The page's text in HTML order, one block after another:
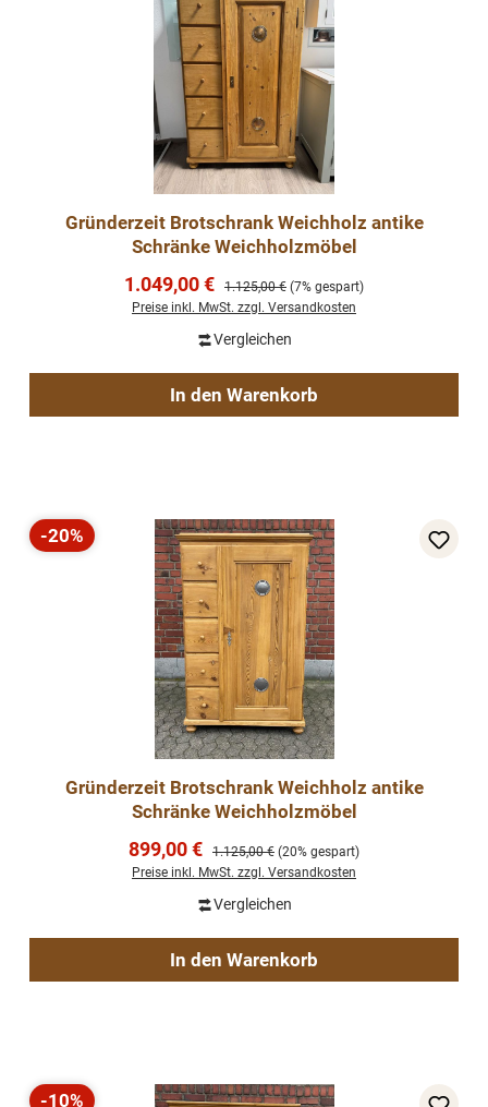
Gründerzeit Brotschrank Weichholz antike
Schränke Weichholzmöbel
Verkaufspreis:
1.049,00 € Regulärer Preis:
1.125,00 € (7% gespart)
Preise inkl. MwSt. zzgl. Versandkosten
Vergleichen
In den Warenkorb
Rabatt
-20%
Gründerzeit Brotschrank Weichholz antike
Schränke Weichholzmöbel
Verkaufspreis:
899,00 € Regulärer Preis:
1.125,00 € (20% gespart)
Preise inkl. MwSt. zzgl. Versandkosten
Vergleichen
In den Warenkorb
-10%